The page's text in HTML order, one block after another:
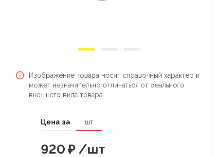
Изображение товара носит справочный характер и
может незначительно отличаться от реального
внешнего вида товара.
Цена за шт
920 ₽ /шт